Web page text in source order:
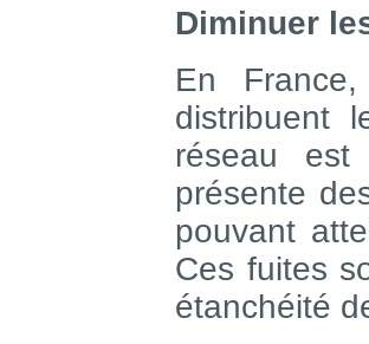
Diminuer
En
distribuent
réseau est
présente
pouvant
Ces fuites
étanchéité